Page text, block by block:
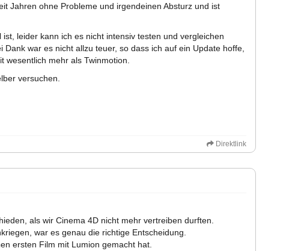
Jahren ohne Probleme und irgendeinen Absturz und ist
leider kann ich es nicht intensiv testen und vergleichen
war es nicht allzu teuer, so dass ich auf ein Update hoffe,
wesentlich mehr als Twinmotion.
versuchen.
Direktlink
als wir Cinema 4D nicht mehr vertreiben durften.
war es genau die richtige Entscheidung.
ersten Film mit Lumion gemacht hat.